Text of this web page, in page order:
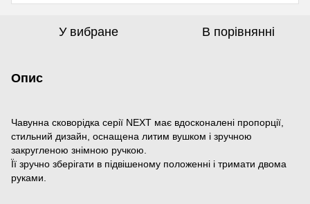
У вибране В порівнянні
Опис
Чавунна сковорідка серії NEXT має вдосконалені пропорції,
стильний дизайн, оснащена литим вушком і зручною
закругленою знімною ручкою.
Її зручно зберігати в підвішеному положенні і тримати двома
руками.